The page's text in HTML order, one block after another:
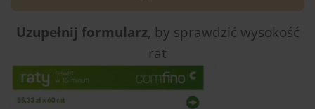
Uzupełnij formularz, by sprawdzić wysokość
rat